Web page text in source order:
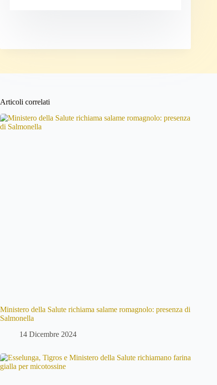
Articoli correlati
Ministero della Salute richiama salame romagnolo: presenza di
Salmonella
14 Dicembre 2024